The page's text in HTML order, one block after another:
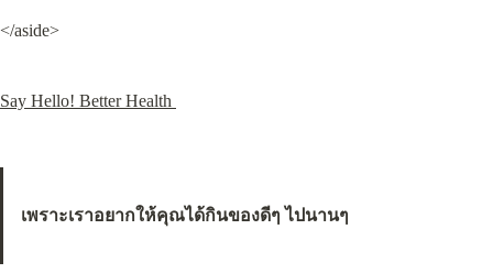
</aside>
Say Hello! Better Health
เพราะเราอยากให้คุณได้กินของดีๆ ไปนานๆ